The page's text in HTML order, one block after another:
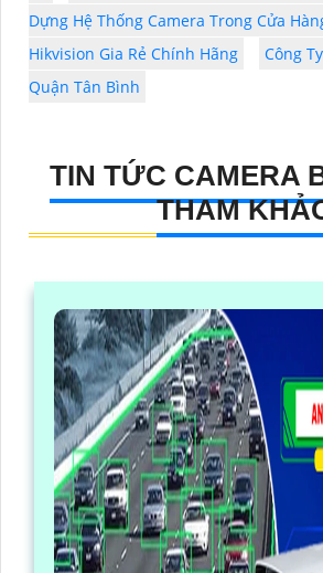
Dựng Hệ Thống Camera Trong Cửa
Hikvision Gia Rẻ Chính Hãng
Công
Quận Tân Bình
TIN TỨC CAMERA
THAM